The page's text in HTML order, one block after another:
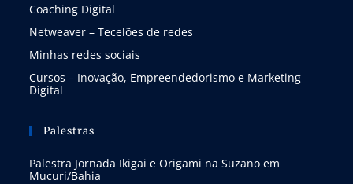
Coaching Digital
Netweaver – Tecelões de redes
Minhas redes sociais
Cursos – Inovação, Empreendedorismo e Marketing
Digital
Palestras
Palestra Jornada Ikigai e Origami na Suzano em
Mucuri/Bahia